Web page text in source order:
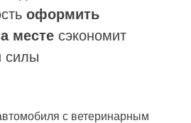
оформить
месте сэкономит
силы
с ветеринарным